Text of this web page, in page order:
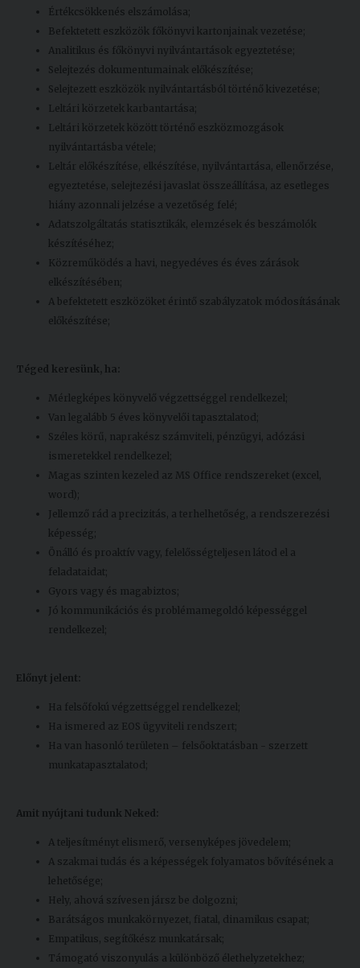
Értékcsökkenés elszámolása;
Befektetett eszközök főkönyvi kartonjainak vezetése;
Analitikus és főkönyvi nyilvántartások egyeztetése;
Selejtezés dokumentumainak előkészítése;
Selejtezett eszközök nyilvántartásból történő kivezetése;
Leltári körzetek karbantartása;
Leltári körzetek között történő eszközmozgások
nyilvántartásba vétele;
Leltár előkészítése, elkészítése, nyilvántartása, ellenőrzése,
egyeztetése, selejtezési javaslat összeállítása, az esetleges
hiány azonnali jelzése a vezetőség felé;
Adatszolgáltatás statisztikák, elemzések és beszámolók
készítéséhez;
Közreműködés a havi, negyedéves és éves zárások
elkészítésében;
A befektetett eszközöket érintő szabályzatok módosításának
előkészítése;
Téged keresünk, ha:
Mérlegképes könyvelő végzettséggel rendelkezel;
Van legalább 5 éves könyvelői tapasztalatod;
Széles körű, naprakész számviteli, pénzügyi, adózási
ismeretekkel rendelkezel;
Magas szinten kezeled az MS Office rendszereket (excel,
word);
Jellemző rád a precizitás, a terhelhetőség, a rendszerezési
képesség;
Önálló és proaktív vagy, felelősségteljesen látod el a
feladataidat;
Gyors vagy és magabiztos;
Jó kommunikációs és problémamegoldó képességgel
rendelkezel;
Előnyt jelent:
Ha felsőfokú végzettséggel rendelkezel;
Ha ismered az EOS ügyviteli rendszert;
Ha van hasonló területen – felsőoktatásban - szerzett
munkatapasztalatod;
Amit nyújtani tudunk Neked:
A teljesítményt elismerő, versenyképes jövedelem;
A szakmai tudás és a képességek folyamatos bővítésének a
lehetősége;
Hely, ahová szívesen jársz be dolgozni;
Barátságos munkakörnyezet, fiatal, dinamikus csapat;
Empatikus, segítőkész munkatársak;
Támogató viszonyulás a különböző élethelyzetekhez;